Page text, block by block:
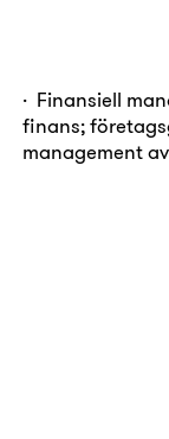
· Finansiell
finans;
management